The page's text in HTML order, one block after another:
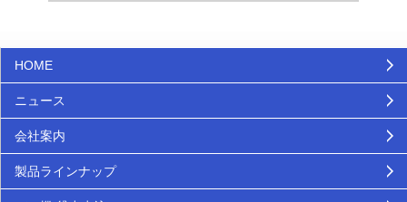
HOME
ニュース
会社案内
製品ラインナップ